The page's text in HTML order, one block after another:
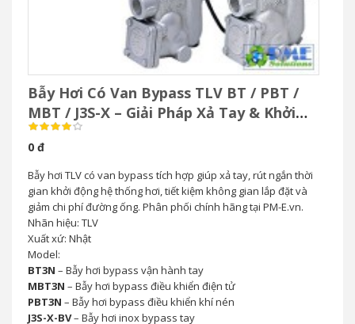
Bẫy Hơi Có Van Bypass TLV BT / PBT /
MBT / J3S-X – Giải Pháp Xả Tay & Khởi
Động Nhanh Hệ Thống Hơi
0 đ
Bẫy hơi TLV có van bypass tích hợp giúp xả tay, rút ngắn thời
gian khởi động hệ thống hơi, tiết kiệm không gian lắp đặt và
giảm chi phí đường ống. Phân phối chính hãng tại PM-E.vn.
Nhãn hiệu: TLV
Xuất xứ: Nhật
Model:
BT3N – Bẫy hơi bypass vận hành tay
MBT3N – Bẫy hơi bypass điều khiển điện tử
PBT3N – Bẫy hơi bypass điều khiển khí nén
J3S-X-BV– Bẫy hơi inox bypass tay